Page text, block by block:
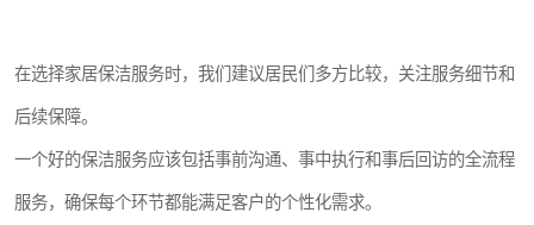
在选择家居保洁服务时，我们建议居民们多方比较，关注服务细节和
后续保障。
一个好的保洁服务应该包括事前沟通、事中执行和事后回访的全流程
服务，确保每个环节都能满足客户的个性化需求。